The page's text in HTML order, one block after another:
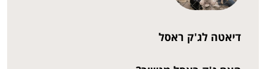
דיאטה לג'ק ראסל